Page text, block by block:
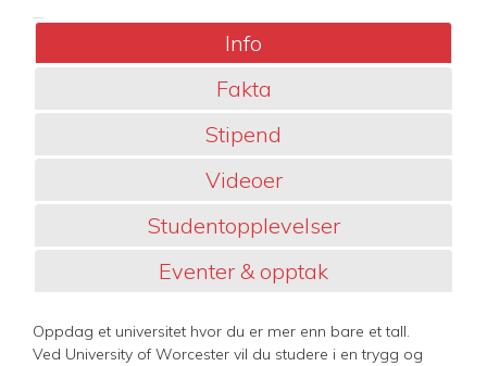
Info
Fakta
Stipend
Videoer
Studentopplevelser
Eventer & opptak
Oppdag et universitet hvor du er mer enn bare et tall.
Ved University of Worcester vil du studere i en trygg og